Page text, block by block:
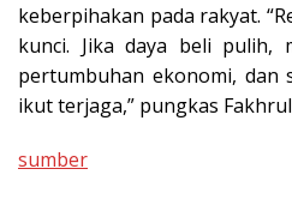
keberpihakan pada rakyat.
kunci. Jika daya beli pulih,
pertumbuhan ekonomi, dan
ikut terjaga,” pungkas
sumber